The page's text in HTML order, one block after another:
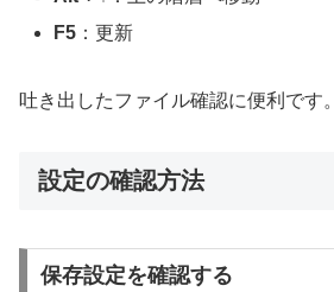
F5 ：更新
吐き出したファイル確認に便利です。
設定の確認方法
保存設定を確認する